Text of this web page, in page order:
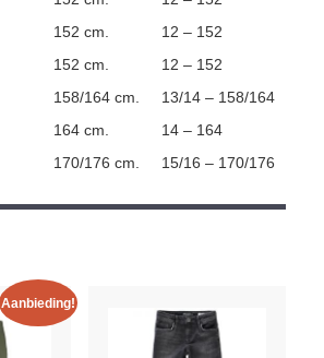
152 cm.
12 – 152
152 cm.
12 – 152
158/164 cm.
13/14 – 158/164
164 cm.
14 – 164
170/176 cm. 15/16 – 170/176
Aanbieding!